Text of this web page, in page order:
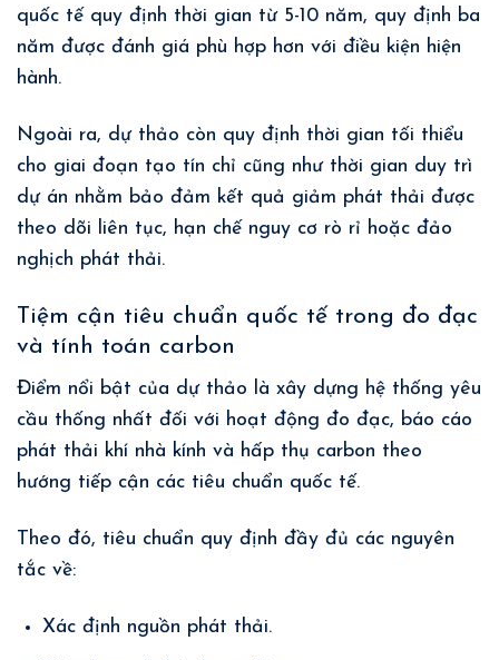
quốc tế quy định thời gian từ 5-10 năm, quy định ba
năm được đánh giá phù hợp hơn với điều kiện hiện
hành.
Ngoài ra, dự thảo còn quy định thời gian tối thiểu
cho giai đoạn tạo tín chỉ cũng như thời gian duy trì
dự án nhằm bảo đảm kết quả giảm phát thải được
theo dõi liên tục, hạn chế nguy cơ rò rỉ hoặc đảo
nghịch phát thải.
Tiệm cận tiêu chuẩn quốc tế trong đo đạc
và tính toán carbon
Điểm nổi bật của dự thảo là xây dựng hệ thống yêu
cầu thống nhất đối với hoạt động đo đạc, báo cáo
phát thải khí nhà kính và hấp thụ carbon theo
hướng tiếp cận các tiêu chuẩn quốc tế.
Theo đó, tiêu chuẩn quy định đầy đủ các nguyên
tắc về:
Xác định nguồn phát thải.